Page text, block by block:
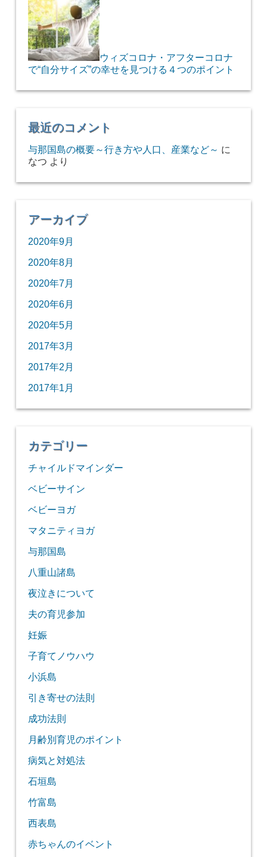
ウィズコロナ・アフターコロナ
で“自分サイズ”の幸せを見つける４つのポイント
最近のコメント
与那国島の概要～行き方や人口、産業など～ に
なつ より
アーカイブ
2020年9月
2020年8月
2020年7月
2020年6月
2020年5月
2017年3月
2017年2月
2017年1月
カテゴリー
チャイルドマインダー
ベビーサイン
ベビーヨガ
マタニティヨガ
与那国島
八重山諸島
夜泣きについて
夫の育児参加
妊娠
子育てノウハウ
小浜島
引き寄せの法則
成功法則
月齢別育児のポイント
病気と対処法
石垣島
竹富島
西表島
赤ちゃんのイベント